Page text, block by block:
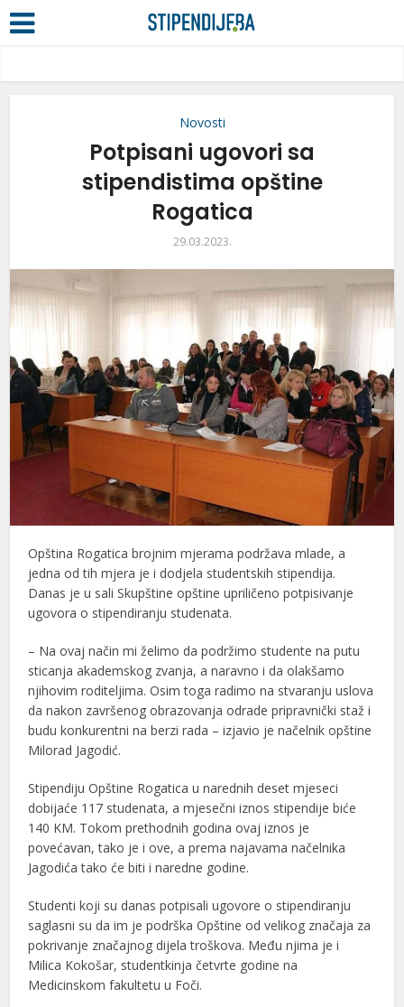
Novosti
Potpisani ugovori sa
stipendistima opštine
Rogatica
29.03.2023.
Opština Rogatica brojnim mjerama podržava mlade, a
jedna od tih mjera je i dodjela studentskih stipendija.
Danas je u sali Skupštine opštine upriličeno potpisivanje
ugovora o stipendiranju studenata.
– Na ovaj način mi želimo da podržimo studente na putu
sticanja akademskog zvanja, a naravno i da olakšamo
njihovim roditeljima. Osim toga radimo na stvaranju uslova
da nakon završenog obrazovanja odrade pripravnički staž i
budu konkurentni na berzi rada – izjavio je načelnik opštine
Milorad Jagodić.
Stipendiju Opštine Rogatica u narednih deset mjeseci
dobijaće 117 studenata, a mjesečni iznos stipendije biće
140 KM. Tokom prethodnih godina ovaj iznos je
povećavan, tako je i ove, a prema najavama načelnika
Jagodića tako će biti i naredne godine.
Studenti koji su danas potpisali ugovore o stipendiranju
saglasni su da im je podrška Opštine od velikog značaja za
pokrivanje značajnog dijela troškova. Među njima je i
Milica Kokošar, studentkinja četvrte godine na
Medicinskom fakultetu u Foči.